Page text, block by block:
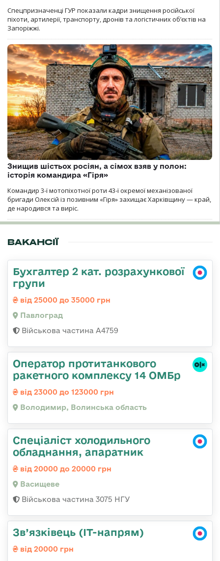
Спецпризначенці ГУР показали кадри знищення російської
піхоти, артилерії, транспорту, дронів та логістичних об’єктів на
Запоріжжі.
Знищив шістьох росіян, а сімох взяв у полон:
історія командира «Гіря»
Командир 3-ї мотопіхотної роти 43-ї окремої механізованої
бригади Олексій із позивним «Гіря» захищає Харківщину — край,
де народився та виріс.
ВАКАНСІЇ
Бухгалтер 2 кат. розрахункової
групи
від 25000 до 35000 грн
Павлоград
Військова частина А4759
Оператор протитанкового
ракетного комплексу 14 ОМБр
від 23000 до 123000 грн
Володимир, Волинська область
Спеціаліст холодильного
обладнання, апаратник
від 20000 до 20000 грн
Васищеве
Військова частина 3075 НГУ
Зв’язківець (IT-напрям)
від 20000 грн